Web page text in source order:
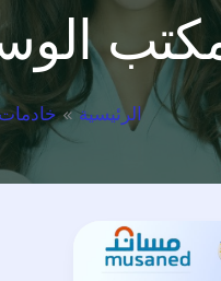
الرئيسية